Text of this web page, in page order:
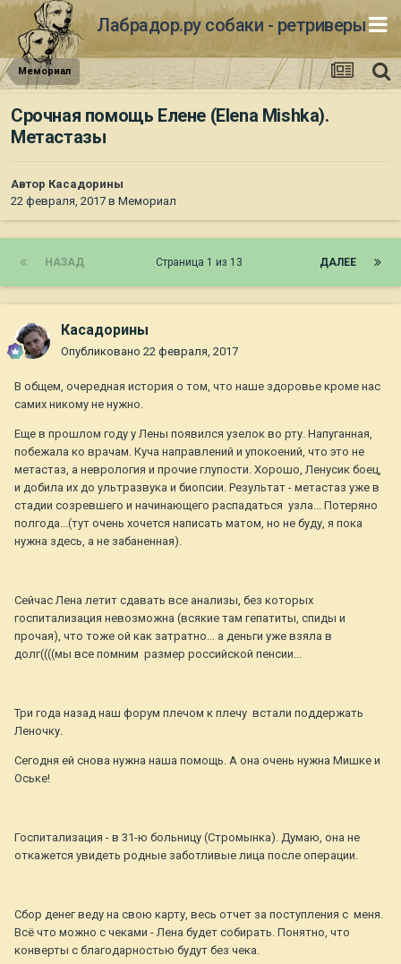
Лабрадор.ру собаки - ретриверы
Мемориал
Срочная помощь Елене (Elena Mishka).
Метастазы
Автор Касадорины
22 февраля, 2017 в Мемориал
НАЗАД ДАЛЕЕ
Страница 1 из 13
Касадорины
Опубликовано 22 февраля, 2017
В общем, очередная история о том, что наше здоровье кроме нас
самих никому не нужно.
Еще в прошлом году у Лены появился узелок во рту. Напуганная,
побежала ко врачам. Куча направлений и упокоений, что это не
метастаз, а неврология и прочие глупости. Хорошо, Ленусик боец,
и добила их до ультразвука и биопсии. Результат - метастаз уже в
стадии созревшего и начинающего распадаться узла... Потеряно
полгода...(тут очень хочется написать матом, но не буду, я пока
нужна здесь, а не забаненная).
Сейчас Лена летит сдавать все анализы, без которых
госпитализация невозможна (всякие там гепатиты, спиды и
прочая), что тоже ой как затратно... а деньги уже взяла в
долг((((мы все помним размер российской пенсии...
Три года назад наш форум плечом к плечу встали поддержать
Леночку.
Сегодня ей снова нужна наша помощь. А она очень нужна Мишке и
Оське!
Госпитализация - в 31-ю больницу (Стромынка). Думаю, она не
откажется увидеть родные заботливые лица после операции.
Сбор денег веду на свою карту, весь отчет за поступления с меня.
Всё что можно с чеками - Лена будет собирать. Понятно, что
конверты с благодарностью будут без чека.